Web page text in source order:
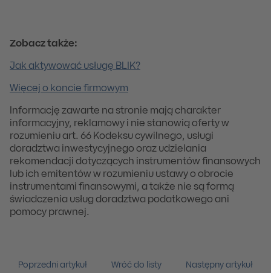
Zobacz także:
Jak aktywować usługę BLIK?
Więcej o koncie firmowym
Informację zawarte na stronie mają charakter
informacyjny, reklamowy i nie stanowią oferty w
rozumieniu art. 66 Kodeksu cywilnego, usługi
doradztwa inwestycyjnego oraz udzielania
rekomendacji dotyczących instrumentów finansowych
lub ich emitentów w rozumieniu ustawy o obrocie
instrumentami finansowymi, a także nie są formą
świadczenia usług doradztwa podatkowego ani
pomocy prawnej.
Poprzedni artykuł Wróć do listy Następny artykuł